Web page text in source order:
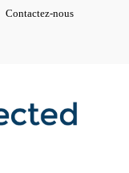
Contactez-nous